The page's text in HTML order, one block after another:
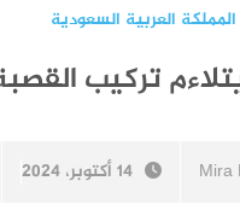
العربية السعودية
تركيب
Mira 14 أكتوبر، 2024